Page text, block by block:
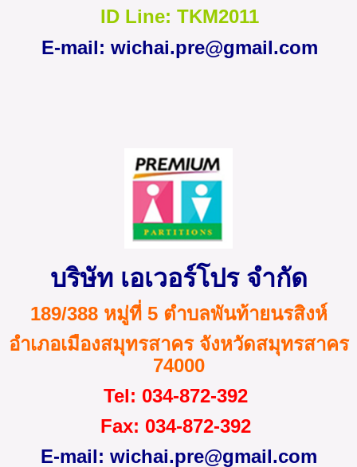
ID Line: TKM2011
E-mail: wichai.pre@gmail.com
บริษัท เอเวอร์โปร จำกัด
189/388 หมู่ที่ 5 ตำบลพันท้ายนรสิงห์
อำเภอเมืองสมุทรสาคร จังหวัดสมุทรสาคร
74000
Tel: 034-872-392
Fax: 034-872-392
E-mail: wichai.pre@gmail.com